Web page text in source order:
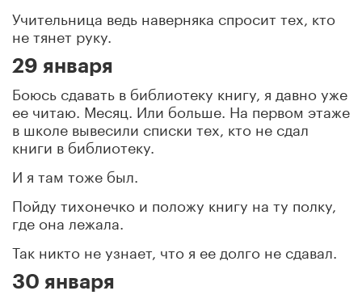
Учительница ведь наверняка спросит тех, кто
не тянет руку.
29 января
Боюсь сдавать в библиотеку книгу, я давно уже
ее читаю. Месяц. Или больше. На первом этаже
в школе вывесили списки тех, кто не сдал
книги в библиотеку.
И я там тоже был.
Пойду тихонечко и положу книгу на ту полку,
где она лежала.
Так никто не узнает, что я ее долго не сдавал.
30 января